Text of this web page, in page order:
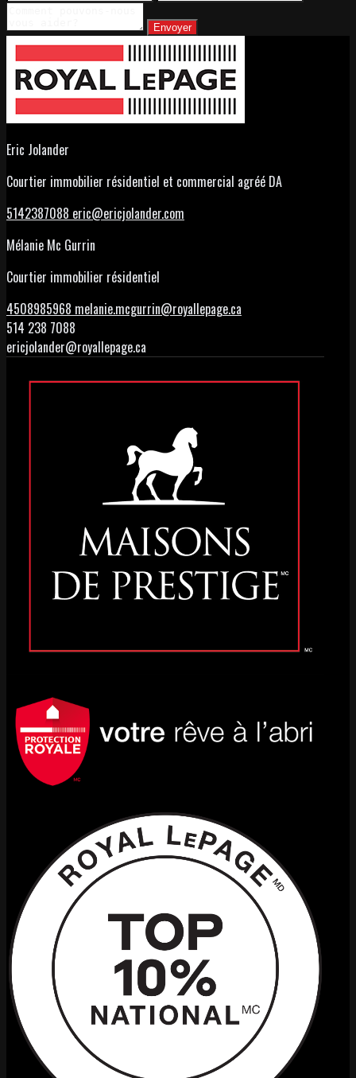
Envoyer
Eric Jolander
Courtier immobilier résidentiel et commercial agréé DA
5142387088 eric@ericjolander.com
Mélanie Mc Gurrin
Courtier immobilier résidentiel
4508985968 melanie.mcgurrin@royallepage.ca
514 238 7088
ericjolander@royallepage.ca